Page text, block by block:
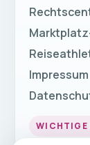
Impressum
WICHTIGE